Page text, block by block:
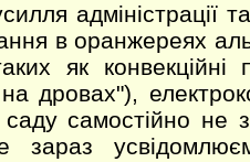
адміністрації
в оранжереях
як конвекційні
дровах"),
саду самостійно не
зараз